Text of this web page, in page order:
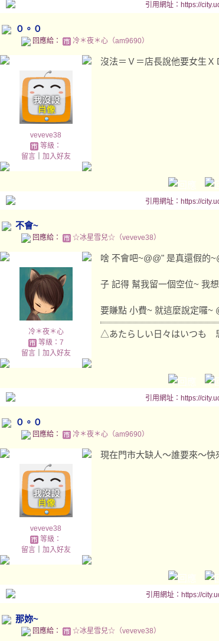
引用網址：https://
０。０
回應給： 冷＊夜＊心（am9690）
veveve38
等級：
留言｜ 加入好友
沒法＝Ｖ＝店長說他要女生Ｘ
引用網址：https://
不會~
回應給： ☆冰星雪兒☆（veveve38）
冷＊夜＊心
等級：7
留言｜ 加入好友
啥 不會吧~@@" 是真還假的
子 記得 幫我留一個空位~ 我
要賺點 小費~ 就這麼說定囉~
△あたらしい日々はいつも
引用網址：https://
０。０
回應給： 冷＊夜＊心（am9690）
veveve38
等級：
留言｜ 加入好友
現在門市大缺人～誰要來～快
引用網址：https://
那妳~
回應給： ☆冰星雪兒☆（veveve38）